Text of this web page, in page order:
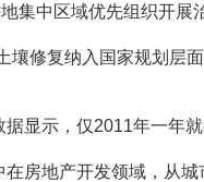
集中区域优先组织开展
修复纳入国家规划层
显示，仅2011年一年
房地产开发领域，从城